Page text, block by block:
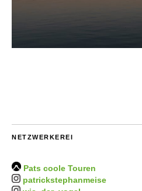
NETZWERKEREI
Pats coole Touren
patrickstephanmeise